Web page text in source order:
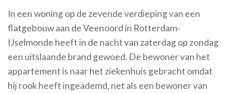
In een woning op de zevende verdieping van een
flatgebouw aan de Veenoord in Rotterdam-
IJselmonde heeft in de nacht van zaterdag op zondag
een uitslaande brand gewoed. De bewoner van het
appartement is naar het ziekenhuis gebracht omdat
hij rook heeft ingeademd, net als een bewoner van